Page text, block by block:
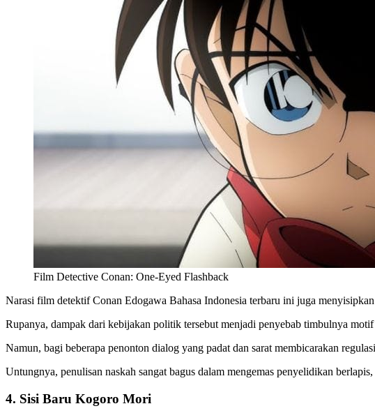
Film Detective Conan: One-Eyed Flashback
Narasi film detektif Conan Edogawa Bahasa Indonesia terbaru ini juga
Rupanya, dampak dari kebijakan politik tersebut menjadi penyebab timbulnya
Namun, bagi beberapa penonton dialog yang padat dan sarat membicarakan
Untungnya, penulisan naskah sangat bagus dalam mengemas penyelidikan
4. Sisi Baru Kogoro Mori